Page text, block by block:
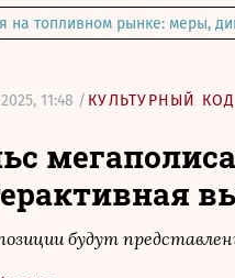
на топливном рынке: меры,
11:48 / КУЛЬТУРНЫЙ КОД
будут